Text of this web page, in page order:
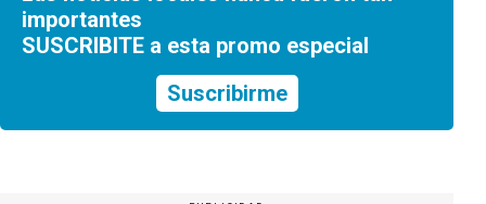
importantes
SUSCRIBITE a esta promo especial
Suscribirme